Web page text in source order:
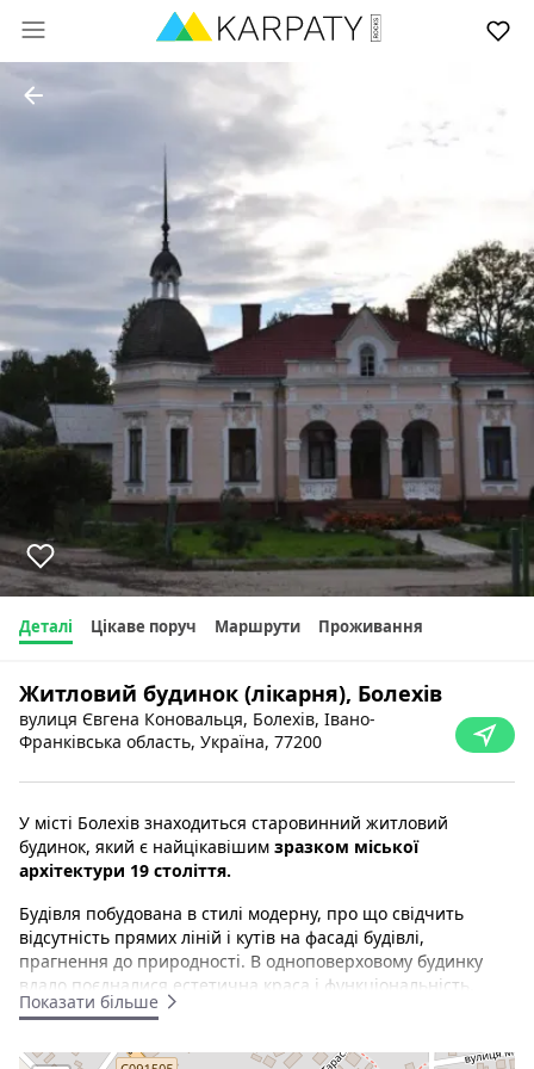
Деталі Цікаве поруч Маршрути Проживання
Житловий будинок (лікарня), Болехів
вулиця Євгена Коновальця, Болехів, Івано-
Франківська область, Україна, 77200
У місті Болехів знаходиться старовинний житловий
будинок, який є найцікавішим зразком міської
архітектури 19 століття.
Будівля побудована в стилі модерну, про що свідчить
відсутність прямих ліній і кутів на фасаді будівлі,
прагнення до природності. В одноповерховому будинку
вдало поєдналися естетична краса і функціональність.
Оформлення будівлі як зовнішнє, так і внутрішнє ретельно
Показати більше